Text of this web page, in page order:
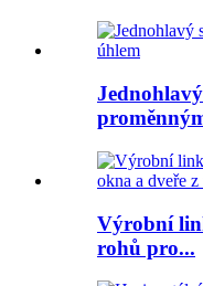
Výrobní
rohů pro...